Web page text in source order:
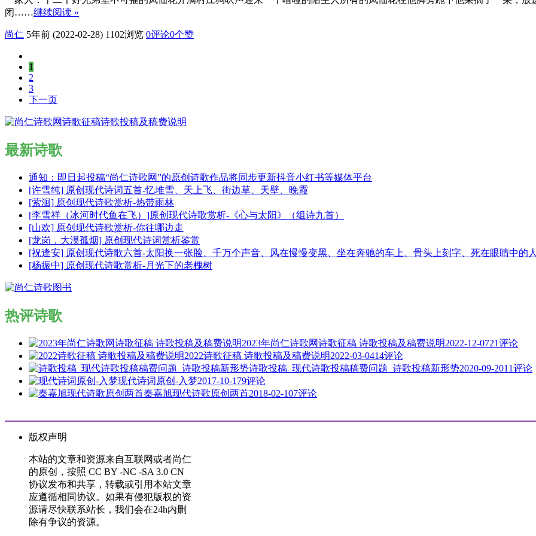
闭……继续阅读 »
尚仁 5年前 (2022-02-28) 1102浏览 0评论0个赞
1
2
3
下一页
最新诗歌
通知：即日起投稿“尚仁诗歌网”的原创诗歌作品将同步更新抖音小红书等媒体平台
[许雪纯] 原创现代诗词五首-忆堆雪、天上飞、街边草、天壁、晚霞
[萦洄] 原创现代诗歌赏析-热带雨林
[李雪祥（冰河时代鱼在飞）]原创现代诗歌赏析-《心与太阳》（组诗九首）
[山欢] 原创现代诗歌赏析-你往哪边走
[龙岗，大漠孤烟] 原创现代诗词赏析鉴赏
[祝逢安] 原创现代诗歌六首-太阳换一张脸、千万个声音、风在慢慢变黑、坐在奔驰的车上、骨头上刻字、死在眼睛中的
[杨振中] 原创现代诗歌赏析-月光下的老槐树
热评诗歌
2023年尚仁诗歌网诗歌征稿 诗歌投稿及稿费说明2022-12-0721评论
2022诗歌征稿 诗歌投稿及稿费说明2022-03-0414评论
诗歌投稿_现代诗歌投稿稿费问题_诗歌投稿新形势2020-09-2011评论
现代诗词原创-入梦2017-10-179评论
秦嘉旭现代诗歌原创两首2018-02-107评论
版权声明
本站的文章和资源来自互联网或者尚仁
的原创，按照 CC BY -NC -SA 3.0 CN
协议发布和共享，转载或引用本站文章
应遵循相同协议。如果有侵犯版权的资
源请尽快联系站长，我们会在24h内删
除有争议的资源。